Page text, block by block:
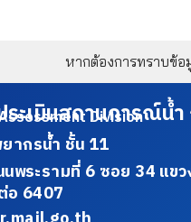
หากต้องการทราบข้อ
ระเมินสถานการณ์น้
Division
ากรน้ำ ชั้น 11
พระรามที่ 6 ซอย 34 แ
อ 6407